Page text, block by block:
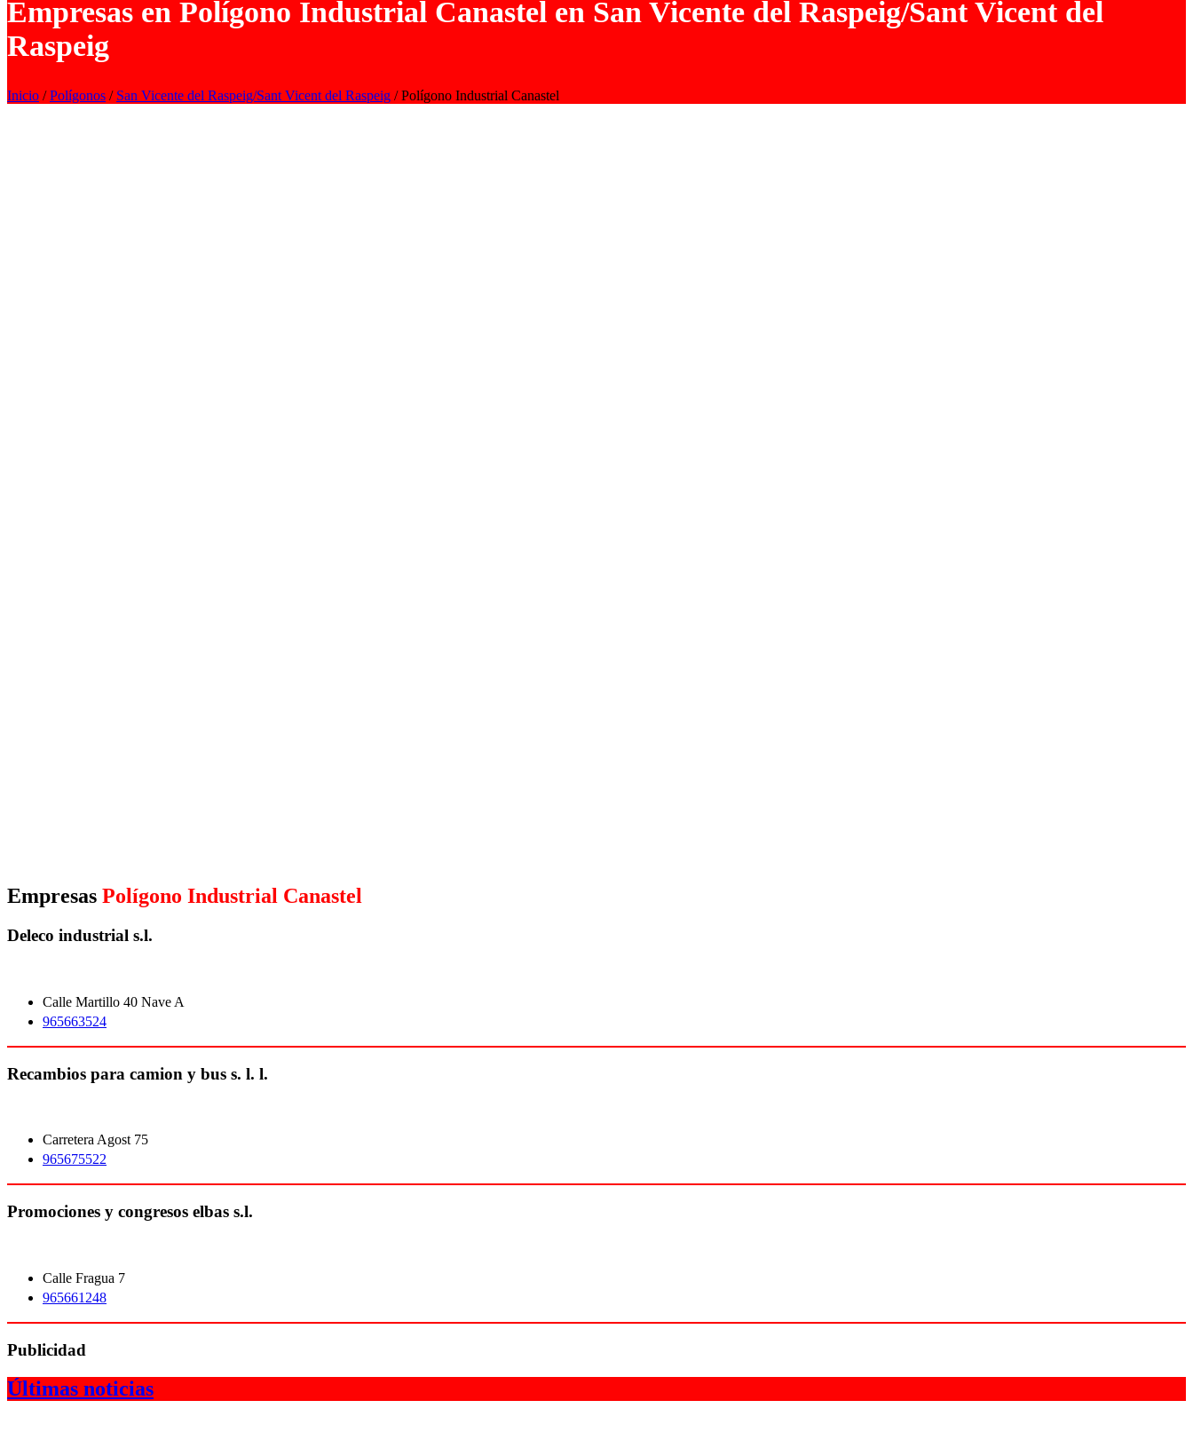
Empresas en Polígono Industrial Canastel en San Vicente del Raspeig/Sant Vicent del
Raspeig
Inicio /Polígonos / San Vicente del Raspeig/Sant Vicent del Raspeig / Polígono Industrial Canastel
Empresas Polígono Industrial Canastel
Deleco industrial s.l.
Calle Martillo 40 Nave A
965663524
Recambios para camion y bus s. l. l.
Carretera Agost 75
965675522
Promociones y congresos elbas s.l.
Calle Fragua 7
965661248
Publicidad
Últimas noticias